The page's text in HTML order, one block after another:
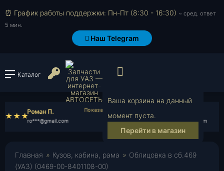
⏰ График работы поддержки: Пн-Пт (8:30 - 16:30) ~ сред. ответ
5 мин.
Наш Telegram
Каталог Войти или
Ваша корзина на данный
момент пуста.
Перейти в магазин
Роман П.
ro***@gmail.com ki***@gmail.com
Главная » Кузов, кабина, рама » Облицовка в сб.469
(УАЗ) (0469-00-8401108-00)